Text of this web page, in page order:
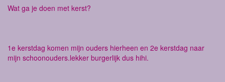
Wat ga je doen met kerst?
1e kerstdag komen mijn ouders hierheen en 2e kerstdag naar
mijn schoonouders.lekker burgerlijk dus hihi.